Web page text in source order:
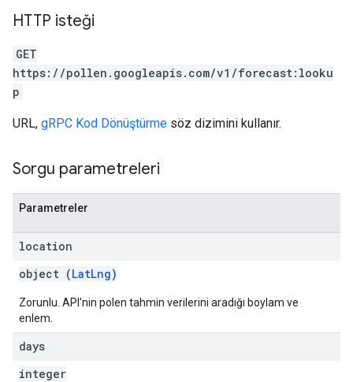
HTTP isteği
GET
https://pollen.googleapis.com/v1/forecast:looku
p
URL, gRPC Kod Dönüştürme söz dizimini kullanır.
Sorgu parametreleri
Parametreler
location
object (LatLng)
Zorunlu. API'nin polen tahmin verilerini aradığı boylam ve
enlem.
days
integer